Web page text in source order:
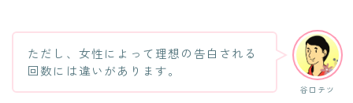
谷口テツ
ただし、女性によって理想の告白される
回数には違いがあります。